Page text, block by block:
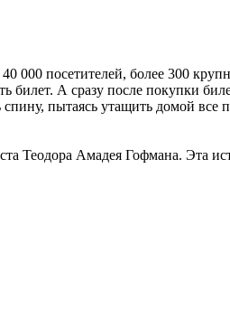
000 посетителей, более 300
А сразу после покупки
пытаясь утащить домой
Амадея Гофмана. Эта